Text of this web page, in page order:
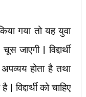
गया तो यह युवा
जाएगी | विद्दार्थी
होता है तथा
| विद्दार्थी को चाहिए